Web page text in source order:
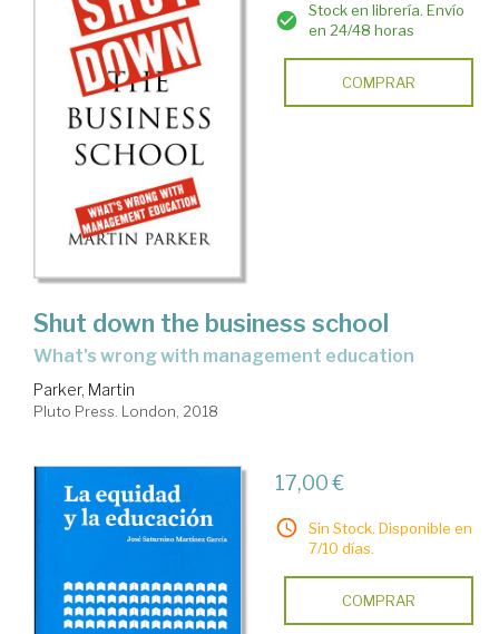
Stock en librería. Envío
en 24/48 horas
COMPRAR
Shut down the business school
what's wrong with management education
Parker, Martin
Pluto Press. London, 2018
17,00 €
Sin Stock. Disponible en
7/10 días.
COMPRAR